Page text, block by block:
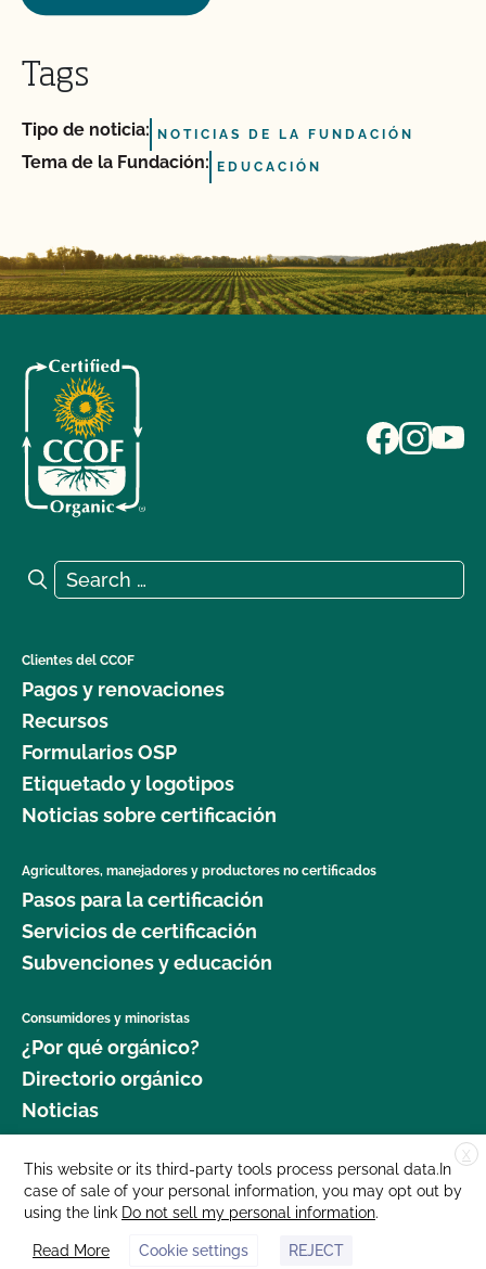
Tags
Tipo de noticia: NOTICIAS DE LA FUNDACIÓN
Tema de la Fundación: EDUCACIÓN
Search for:
Search
Clientes del CCOF
Pagos y renovaciones
Recursos
Formularios OSP
Etiquetado y logotipos
Noticias sobre certificación
Agricultores, manejadores y productores no certificados
Pasos para la certificación
Servicios de certificación
Subvenciones y educación
Consumidores y minoristas
¿Por qué orgánico?
Directorio orgánico
Noticias
Donar
Carreras profesionales
Sala de prensa
Contáctenos
X
This website or its third-party tools process personal data.In
case of sale of your personal information, you may opt out by
using the link Do not sell my personal information.
Read More Cookie settings REJECT